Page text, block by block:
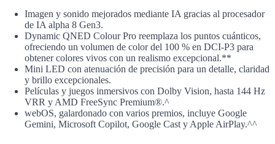
Imagen y sonido mejorados mediante IA gracias al procesador
de IA alpha 8 Gen3.
Dynamic QNED Colour Pro reemplaza los puntos cuánticos,
ofreciendo un volumen de color del 100 % en DCI-P3 para
obtener colores vivos con un realismo excepcional.**
Mini LED con atenuación de precisión para un detalle, claridad
y brillo excepcionales.
Películas y juegos inmersivos con Dolby Vision, hasta 144 Hz
VRR y AMD FreeSync Premium®.^
webOS, galardonado con varios premios, incluye Google
Gemini, Microsoft Copilot, Google Cast y Apple AirPlay.^^